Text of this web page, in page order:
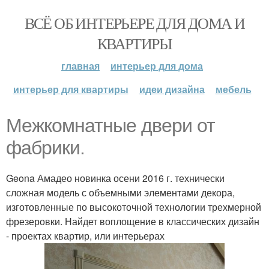
ВСЁ ОБ ИНТЕРЬЕРЕ ДЛЯ ДОМА И
КВАРТИРЫ
главная
интерьер для дома
интерьер для квартиры
идеи дизайна мебель
Межкомнатные двери от
фабрики.
Geona Амадео новинка осени 2016 г. технически
сложная модель с объемными элементами декора,
изготовленные по высокоточной технологии трехмерной
фрезеровки. Найдет воплощение в классических дизайн
- проектах квартир, или интерьерах